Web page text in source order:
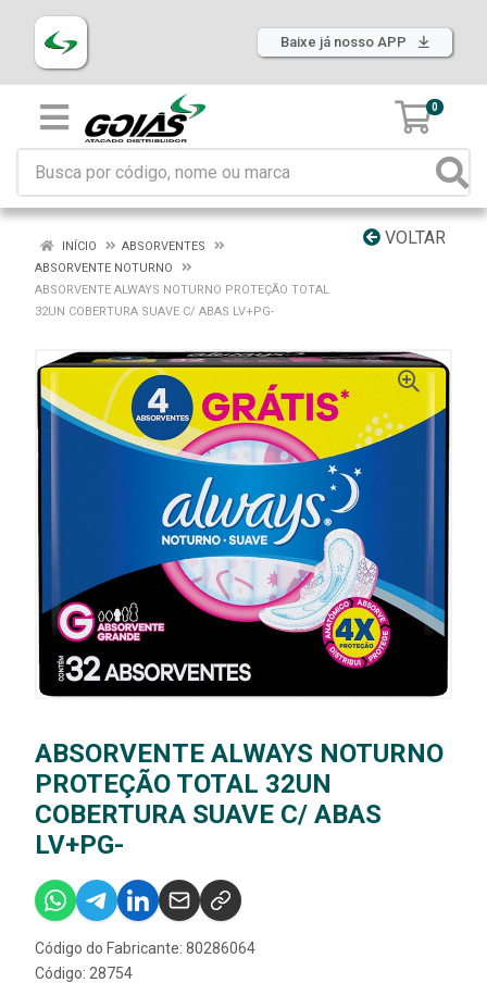
Baixe já nosso APP
0
VOLTAR
INÍCIO
ABSORVENTES
ABSORVENTE NOTURNO
ABSORVENTE ALWAYS NOTURNO PROTEÇÃO TOTAL
32UN COBERTURA SUAVE C/ ABAS LV+PG-
ABSORVENTE ALWAYS NOTURNO
PROTEÇÃO TOTAL 32UN
COBERTURA SUAVE C/ ABAS
LV+PG-
Código do Fabricante: 80286064
Código: 28754